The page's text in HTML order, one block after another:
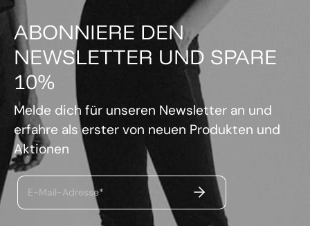
ABONNIERE DEN
NEWSLETTER UND SPARE
10%
Melde dich für unseren Newsletter an und
erfahre als erster von neuen Produkten und
Aktionen
E-Mail-Adresse* ABSENDEN